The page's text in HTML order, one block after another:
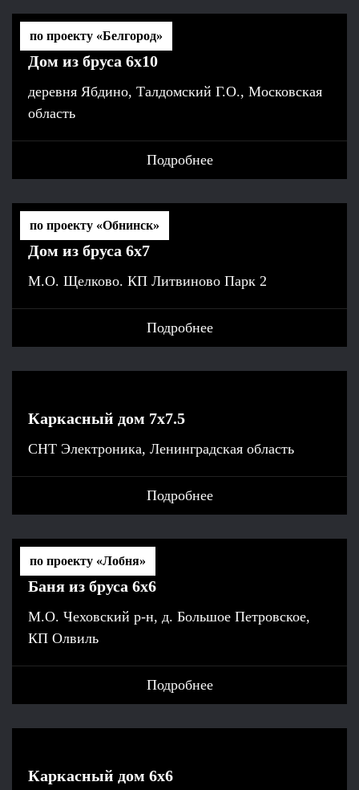
Дом из бруса 6х10
деревня Ябдино, Талдомский Г.О., Московская
область
Подробнее
по проекту «Белгород»
Дом из бруса 6x7
М.О. Щелково. КП Литвиново Парк 2
Подробнее
по проекту «Обнинск»
Каркасный дом 7х7.5
СНТ Электроника, Ленинградская область
Подробнее
Баня из бруса 6x6
М.О. Чеховский р-н, д. Большое Петровское,
КП Олвиль
Подробнее
по проекту «Лобня»
Каркасный дом 6х6